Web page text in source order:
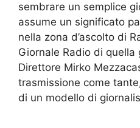
sembrare un semplice
assume un significato
nella zona d’ascolto di
Giornale Radio di
Direttore Mirko
trasmissione come
di un modello di